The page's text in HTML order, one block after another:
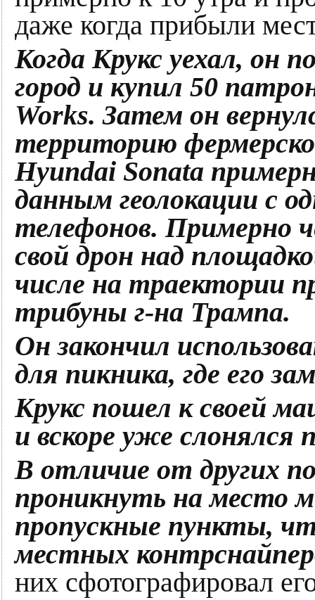
даже когда прибыли
Когда Крукс уехал, он
город и купил 50
Works. Затем он
территорию
Hyundai Sonata
данным геолокации с
телефонов. Примерно
свой дрон над
числе на траектории
трибуны г-на Трампа.
Он закончил
для пикника, где его
Крукс пошел к своей
и вскоре уже слонялся
В отличие от других
проникнуть на место
пропускные пункты,
местных
них сфотографировал